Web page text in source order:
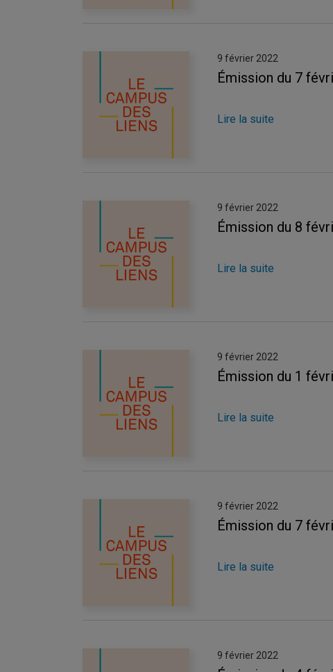
9 février 2022
Émission du 7
Lire la suite
9 février 2022
Émission du 8
Lire la suite
9 février 2022
Émission du 1
Lire la suite
9 février 2022
Émission du 7
Lire la suite
9 février 2022